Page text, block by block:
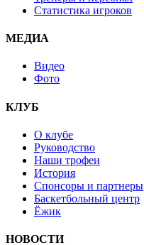
Статистика игроков
МЕДИА
Видео
Фото
КЛУБ
О клубе
Руководство
Наши трофеи
История
Спонсоры и партнеры
Баскетбольный центр
Ёжик
НОВОСТИ